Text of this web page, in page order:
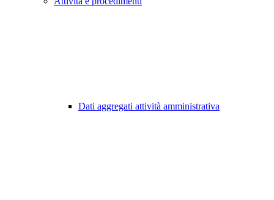
Dati aggregati attività amministrativa